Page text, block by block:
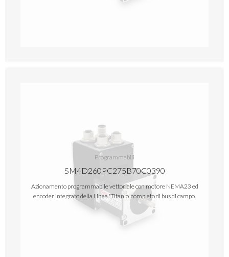
Programmabili
SM4D260PC275B70C0390
Azionamento programmabile vettoriale con motore NEMA23 ed
encoder integrato della Linea 'Titanio' completo di bus di campo.